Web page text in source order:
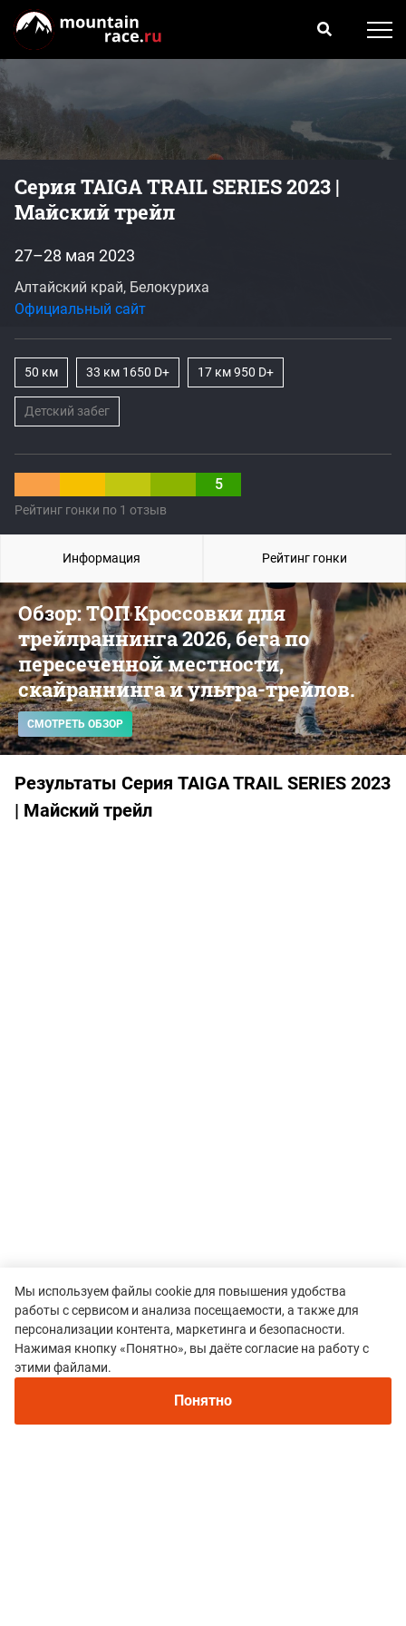
Серия TAIGA TRAIL SERIES 2023 |
Майский трейл
5
Рейтинг гонки по 1 отзыв
27–28 мая 2023
Алтайский край, Белокуриха
Официальный сайт
50 км 33 км 1650 D+ 17 км 950 D+
Детский забег
Обзор: ТОП Кроссовки для
трейлраннинга 2026, бега по
пересеченной местности,
скайраннинга и ультра-трейлов.
СМОТРЕТЬ ОБЗОР
Результаты Серия TAIGA TRAIL SERIES 2023
| Майский трейл
Информация Рейтинг гонки
TAIGA TRAIL SERIES
Мы используем файлы cookie для повышения удобства
работы с сервисом и анализа посещаемости, а также для
персонализации контента, маркетинга и безопасности.
Нажимая кнопку «Понятно», вы даёте согласие на работу с
этими файлами.
Понятно